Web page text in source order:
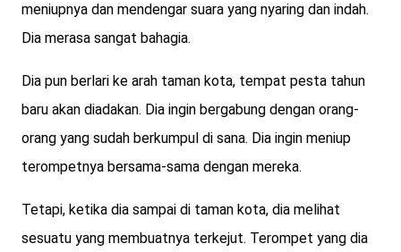
meniupnya dan mendengar suara yang nyaring dan indah.
Dia merasa sangat bahagia.
Dia pun berlari ke arah taman kota, tempat pesta tahun
baru akan diadakan. Dia ingin bergabung dengan orang-
orang yang sudah berkumpul di sana. Dia ingin meniup
terompetnya bersama-sama dengan mereka.
Tetapi, ketika dia sampai di taman kota, dia melihat
sesuatu yang membuatnya terkejut. Terompet yang dia